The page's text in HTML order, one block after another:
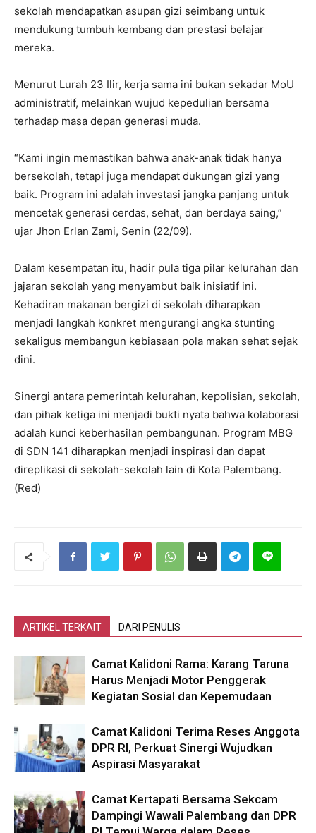
sekolah mendapatkan asupan gizi seimbang untuk
mendukung tumbuh kembang dan prestasi belajar
mereka.
Menurut Lurah 23 Ilir, kerja sama ini bukan sekadar MoU
administratif, melainkan wujud kepedulian bersama
terhadap masa depan generasi muda.
“Kami ingin memastikan bahwa anak-anak tidak hanya
bersekolah, tetapi juga mendapat dukungan gizi yang
baik. Program ini adalah investasi jangka panjang untuk
mencetak generasi cerdas, sehat, dan berdaya saing,”
ujar Jhon Erlan Zami, Senin (22/09).
Dalam kesempatan itu, hadir pula tiga pilar kelurahan dan
jajaran sekolah yang menyambut baik inisiatif ini.
Kehadiran makanan bergizi di sekolah diharapkan
menjadi langkah konkret mengurangi angka stunting
sekaligus membangun kebiasaan pola makan sehat sejak
dini.
Sinergi antara pemerintah kelurahan, kepolisian, sekolah,
dan pihak ketiga ini menjadi bukti nyata bahwa kolaborasi
adalah kunci keberhasilan pembangunan. Program MBG
di SDN 141 diharapkan menjadi inspirasi dan dapat
direplikasi di sekolah-sekolah lain di Kota Palembang.
(Red)
ARTIKEL TERKAIT DARI PENULIS
Camat Kalidoni Rama: Karang Taruna
Harus Menjadi Motor Penggerak
Kegiatan Sosial dan Kepemudaan
Camat Kalidoni Terima Reses Anggota
DPR RI, Perkuat Sinergi Wujudkan
Aspirasi Masyarakat
Camat Kertapati Bersama Sekcam
Dampingi Wawali Palembang dan DPR